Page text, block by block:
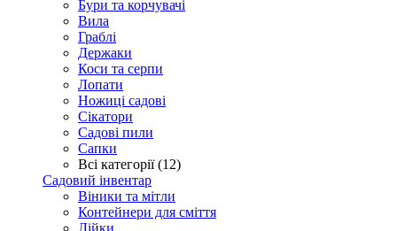
Бури та корчувачі
Вила
Граблі
Держаки
Коси та серпи
Лопати
Ножиці садові
Сікатори
Садові пили
Сапки
Всі категорії (12)
Садовий інвентар
Віники та мітли
Контейнери для сміття
Лійки